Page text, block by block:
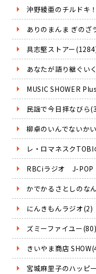
沖野綾亜のチルドキ
ありのまんま ぎのざ
具志堅ストアー
あなたが語り継ぐい
MUSIC SHOWER
民謡で今日拝なびら
柳卓のいんでないか
レ・ロマネスク
RBCiラジオ J-POP
かでかるさとしのな
にんきもんラジオ(2)
ズミーファイユー(80)
きいやま商店
宮城麻里子のハッピ